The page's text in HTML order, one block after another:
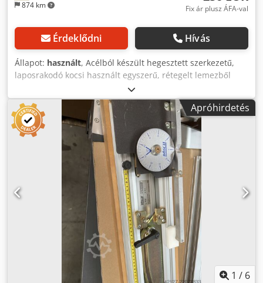
874 km
Fix ár plusz ÁFA-val
Érdeklődni Hívás
Állapot: használt, Acélból készült hegesztett szerkezetű,
laposrakodó kocsi használt egyszerű, rétegelt lemezből
készült rakfelület 5°-os dőlésszög Oldalsó védőkeret
magassága: 915 mm A kocsi porszórásos festéssel, RAL
5010, enciánkék színben van ellátva tartósan, felületi
védelemmel ellátva ütés- és karcálló termoplasztikus
gumiból készült gumiabroncs, műanyag felnin nagy
pontosságú, hornyos golyóscsapággyal, szürke színben,
nyomtalan szál- és ládvédő 2 darab kormányozható görgő,
kerek rögzítővel, és 2 darab fix görgő 1500 x 370
Kerékátmérő (mm): 200 x 40 Cjdpfxezk Nr Ij Ahqjrf
Terhelhetőség (kg): 500 Súly (kg): 47,5 Méretek (SzxMxM,
mm): 1500 x 680 x 1200 Elérhetőség: rövid határidővel
Tárolóhely: Flörsheim
Apróhirdetés
1 / 6